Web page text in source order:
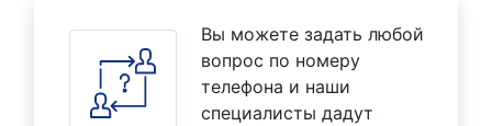
Вы можете задать любой
вопрос по номеру
телефона и наши
специалисты дадут